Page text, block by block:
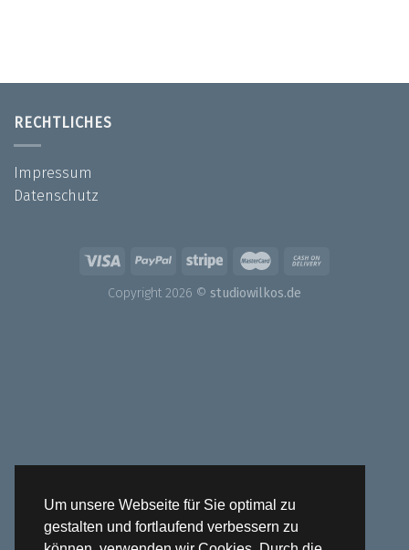
Um unsere Webseite für Sie optimal zu
gestalten und fortlaufend verbessern zu
RECHTLICHES
Impressum
Datenschutz
Copyright 2026 © studiowilkos.de